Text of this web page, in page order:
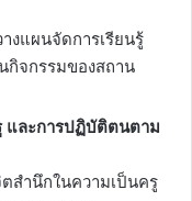
งแผนจัดการเรียนรู้
กิจกรรมของสถาน
ละการปฏิบัติตนตาม
สำนึกในความเป็นครู